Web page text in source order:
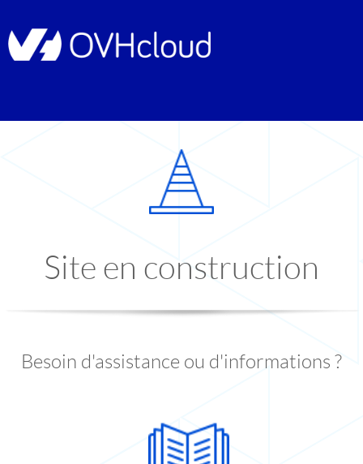
Site en construction
Besoin d'assistance ou d'informations ?